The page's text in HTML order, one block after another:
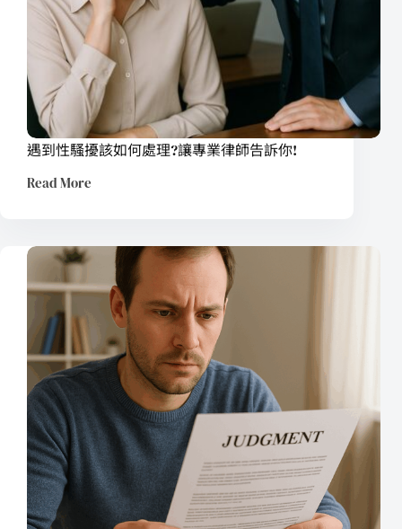
遇到性騷擾該如何處理?讓專業律師告訴你!
Read More